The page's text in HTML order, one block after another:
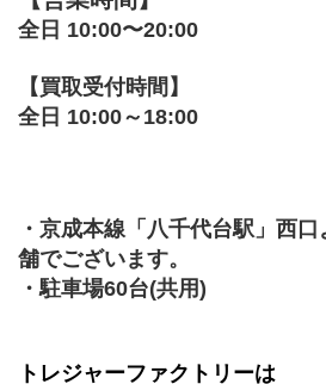
全日 10:00〜20:00
【買取受付時間】
全日 10:00～18:00
・京成本線「八千代台駅」西
舗でございます。
・駐車場60台(共用)
トレジャーファクトリーは